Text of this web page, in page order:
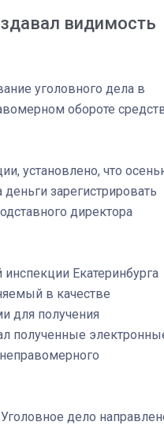
видимость
уголовного дела в
обороте
установлено, что
зарегистрировать
директора
Екатеринбурга
в качестве
для получения
полученные
дело
Штурмовик огня. Казак